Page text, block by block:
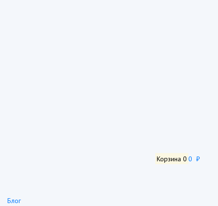
Корзина 0 0 ₽
Блог